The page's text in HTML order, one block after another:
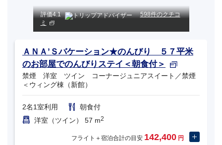
評価4.1
598件のクチコ
ミ
ＡＮＡ’Ｓバケーション★のんびり ５７平米
のお部屋でのんびりステイ＜朝食付＞
禁煙 洋室 ツイン コーナージュニアスイート／禁煙
＜ウィング棟（新館）
2名1室利用
朝食付
洋室（ツイン） 57 m2
フライト＋宿泊合計の目安 142,400 円